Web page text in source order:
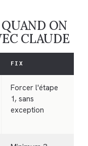
ON
CLAUDE
FIX
Forcer l'étape
1, sans
exception